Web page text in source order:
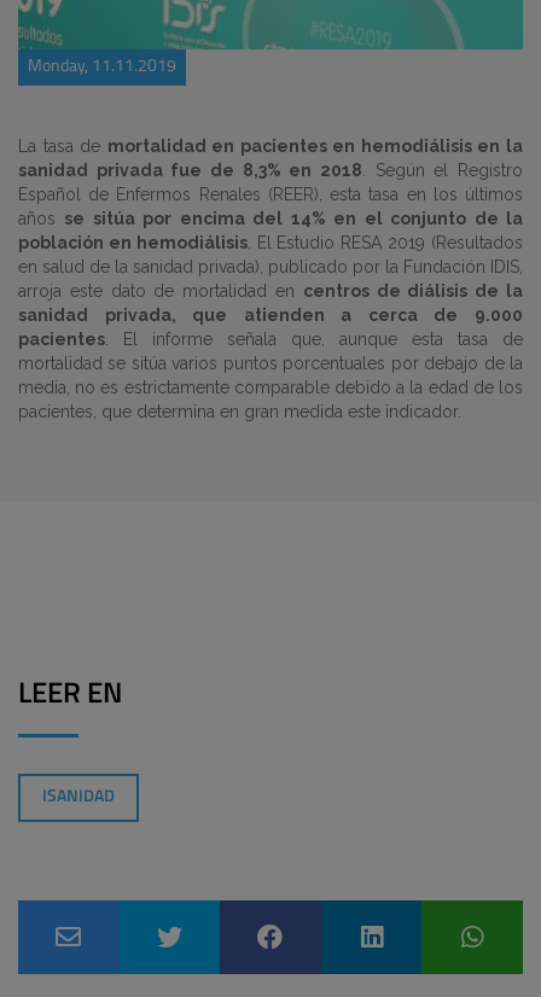
Monday, 11.11.2019
La tasa de mortalidad en pacientes en hemodiálisis en la
sanidad privada fue de 8,3% en 2018 . Según el Registro
Español de Enfermos Renales (REER), esta tasa en los últimos
años se sitúa por encima del 14% en el conjunto de la
población en hemodiálisis. El Estudio RESA 2019 (Resultados
en salud de la sanidad privada), publicado por la Fundación IDIS,
arroja este dato de mortalidad en centros de diálisis de la
sanidad privada, que atienden a cerca de 9.000
pacientes . El informe señala que, aunque esta tasa de
mortalidad se sitúa varios puntos porcentuales por debajo de la
media, no es estrictamente comparable debido a la edad de los
pacientes, que determina en gran medida este indicador.
LEER EN
ISANIDAD